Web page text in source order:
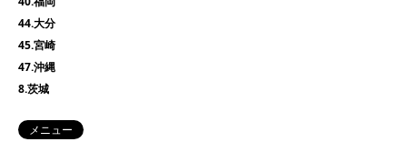
44.大分
45.宮崎
47.沖縄
8.茨城
メニュー